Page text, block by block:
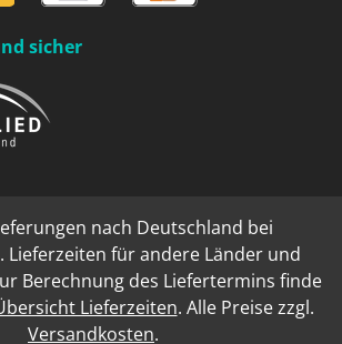
sicher
nach Deutschland bei
Lieferzeiten für andere Länder und
Berechnung des Liefertermins finde
Lieferzeiten. Alle Preise zzgl.
Versandkosten.